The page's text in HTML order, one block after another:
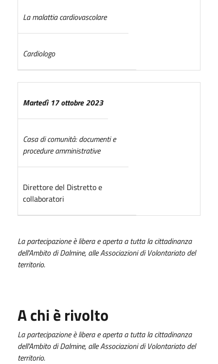
La malattia cardiovascolare
Cardiologo
Martedì 17 ottobre 2023
Casa di comunità: documenti e
procedure amministrative
Direttore del Distretto e
collaboratori
La partecipazione è libera e aperta a tutta la cittadinanza
dell'Ambito di Dalmine, alle Associazioni di Volontariato del
territorio.
A chi è rivolto
La partecipazione è libera e aperta a tutta la cittadinanza
dell'Ambito di Dalmine, alle Associazioni di Volontariato del
territorio.